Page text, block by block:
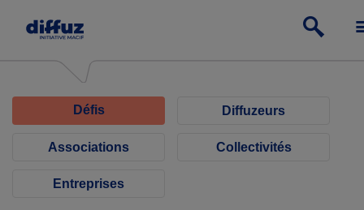
Défis Diffuzeurs
Associations Collectivités
Entreprises